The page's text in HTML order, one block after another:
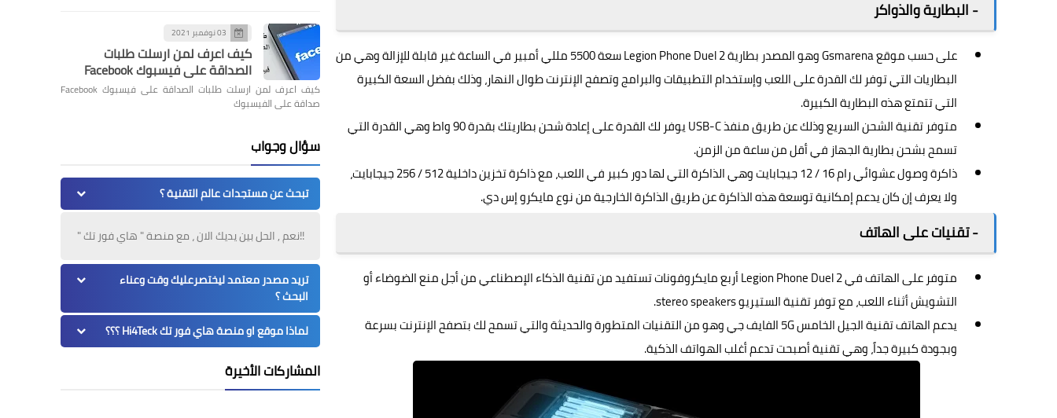
- البطارية والذواكر
على حسب موقعGsmarena
وهو المصدر بطارية Legion Phone Duel 2 سعة 5500 مللي أمبير في الساعة غير قابلة للإزالة وهي من
البطاريات التي توفر لك القدرة على اللعب وإستخدام التطبيقات والبرامج وتصفح الإنترنت طوال النهار، وذلك بفضل السعة الكبيرة
التي تتمتع هذه البطارية الكبيرة.
متوفر تقنية الشحن السريع وذلك عن طريق منفذ USB-C يوفر لك القدرة على إعادة شحن بطاريتك بقدرة 90 واط وهي القدرة التي
تسمح بشحن بطارية الجهاز في أقل من ساعة من الزمن.
ذاكرة وصول عشوائي رام 16 / 12 جيجابايت وهي الذاكرة التي لها دور كبير في اللعب، مع ذاكرة تخزين داخلية 512 / 256 جيجابايت،
ولا يعرف إن كان يدعم إمكانية توسعة هذه الذاكرة عن طريق الذاكرة الخارجية من نوع مايكرو إس دي.
- تقنيات على الهاتف
متوفر على الهاتف في Legion Phone Duel 2 أربع مايكروفونات تستفيد من تقنية الذكاء الإصطناعي من أجل منع الضوضاء أو
التشويش أثناء اللعب، مع توفر تقنية الستيريو stereo speakers.
يدعم الهاتفتقنية الجيل الخامس
5G الفايف جي وهو من التقنيات المتطورة والحديثة والتي تسمح لك بتصفح الإنترنت بسرعة
وبجودة كبيرة جداً، وهي تقنية أصبحت تدعم أغلب الهواتف الذكية.
03 نوفمبر 2021
كيف اعرف لمن ارسلت طلبات
الصداقة على فيسبوك Facebook
كيف اعرف لمن ارسلت طلبات الصداقة على فيسبوك Facebook
صداقة على الفيسبوك
سؤال وجواب
تبحث عن مستجدات عالم التقنية ؟
!!نعم , الحل بين يديك الان ، مع منصة " هاي فور تك "
تريد مصدر معتمد ليختصرعليك وقت وعناء
البحث ؟
لماذا موقع او منصة هاي فور تك Hi4Teck ؟؟؟
المشاركات الأخيرة